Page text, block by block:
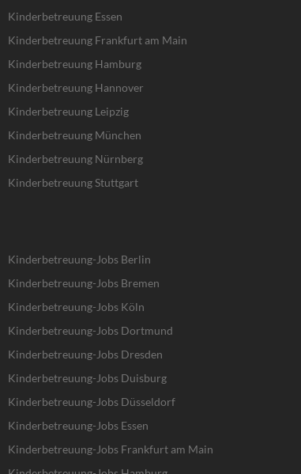
Kinderbetreuung Essen
Kinderbetreuung Frankfurt am Main
Kinderbetreuung Hamburg
Kinderbetreuung Hannover
Kinderbetreuung Leipzig
Kinderbetreuung München
Kinderbetreuung Nürnberg
Kinderbetreuung Stuttgart
Kinderbetreuung-Jobs Berlin
Kinderbetreuung-Jobs Bremen
Kinderbetreuung-Jobs Köln
Kinderbetreuung-Jobs Dortmund
Kinderbetreuung-Jobs Dresden
Kinderbetreuung-Jobs Duisburg
Kinderbetreuung-Jobs Düsseldorf
Kinderbetreuung-Jobs Essen
Kinderbetreuung-Jobs Frankfurt am Main